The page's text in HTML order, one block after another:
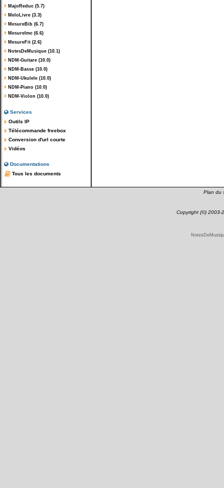
MajoReduc (5.7)
MeloLivre (3.3)
MesureBib (6.7)
MesureImc (6.6)
MesureFit (2.6)
NotesDeMusique (10.1)
NDM-Guitare (10.0)
NDM-Basse (10.0)
NDM-Ukulele (10.0)
NDM-Piano (10.0)
NDM-Violon (10.0)
Services
Outils IP
Télécommande freebox
Conversion d'url courte
Vidéos
Documentations
Tous les documents
Plan du
Copyright (©) 2003-